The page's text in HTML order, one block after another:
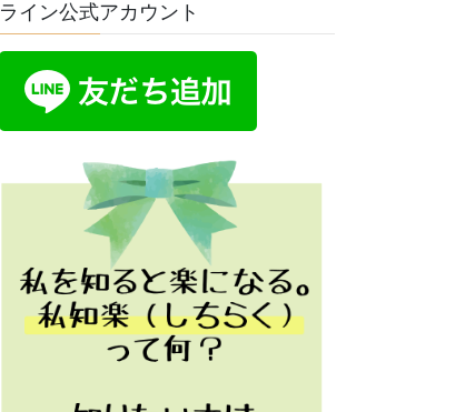
ライン公式アカウント